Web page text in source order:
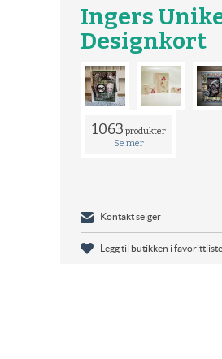
Ingers
Designkort
1063 produkter
Se mer
Kontakt selger
Legg til butikken i